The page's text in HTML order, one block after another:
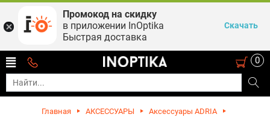
0
Главная АКСЕССУАРЫ
Аксессуары ADRIA
Промокод на скидку
в приложении InOptika
Быстрая доставка
Скачать